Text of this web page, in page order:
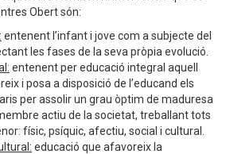
Obert són:
entenent l’infant i jove com a subjecte del
les fases de la seva pròpia evolució.
entenent per educació integral aquell
i posa a disposició de l’educand els
per assolir un grau òptim de maduresa
actiu de la societat, treballant tots
físic, psíquic, afectiu, social i cultural.
educació que afavoreix la